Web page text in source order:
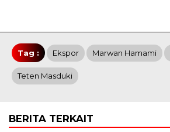
Tag : Ekspor Marwan Hamami
Teten Masduki
BERITA TERKAIT